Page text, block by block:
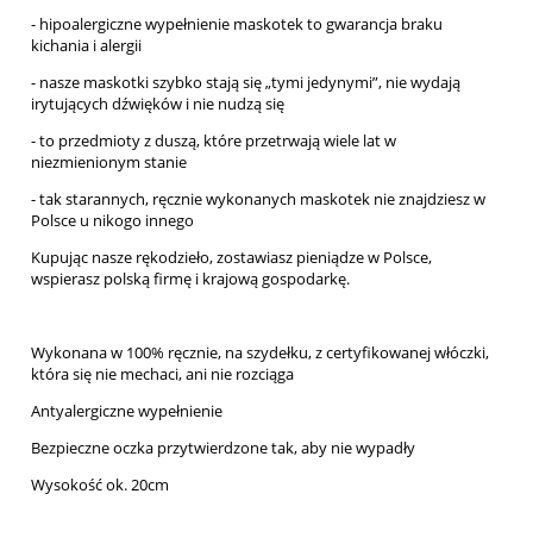
- hipoalergiczne wypełnienie maskotek to gwarancja braku
kichania i alergii
- nasze maskotki szybko stają się „tymi jedynymi”, nie wydają
irytujących dźwięków i nie nudzą się
- to przedmioty z duszą, które przetrwają wiele lat w
niezmienionym stanie
- tak starannych, ręcznie wykonanych maskotek nie znajdziesz w
Polsce u nikogo innego
Kupując nasze rękodzieło, zostawiasz pieniądze w Polsce,
wspierasz polską firmę i krajową gospodarkę.
Wykonana w 100% ręcznie, na szydełku, z certyfikowanej włóczki,
która się nie mechaci, ani nie rozciąga
Antyalergiczne wypełnienie
Bezpieczne oczka przytwierdzone tak, aby nie wypadły
Wysokość ok. 20cm